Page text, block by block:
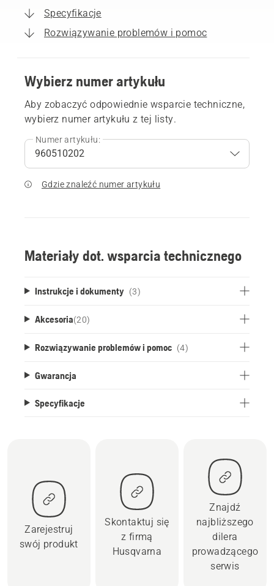
Specyfikacje
Rozwiązywanie problemów i pomoc
Wybierz numer artykułu
Aby zobaczyć odpowiednie wsparcie techniczne,
wybierz numer artykułu z tej listy.
Numer artykułu:
Gdzie znaleźć numer artykułu
Materiały dot. wsparcia technicznego
Instrukcje i dokumenty (3)
Akcesoria(20)
Rozwiązywanie problemów i pomoc (4)
Gwarancja
Specyfikacje
Zarejestruj
swój produkt
Skontaktuj się
z firmą
Husqvarna
Znajdź
najbliższego
dilera
prowadzącego
serwis